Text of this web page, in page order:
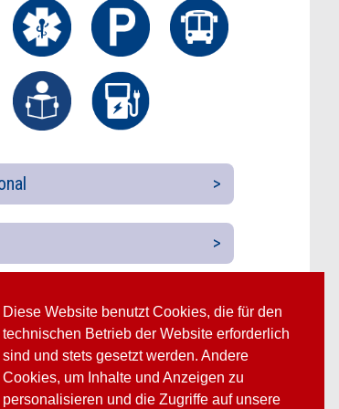
Diese Website benutzt Cookies, die für den
technischen Betrieb der Website erforderlich
sind und stets gesetzt werden. Andere
Cookies, um Inhalte und Anzeigen zu
personalisieren und die Zugriffe auf unsere